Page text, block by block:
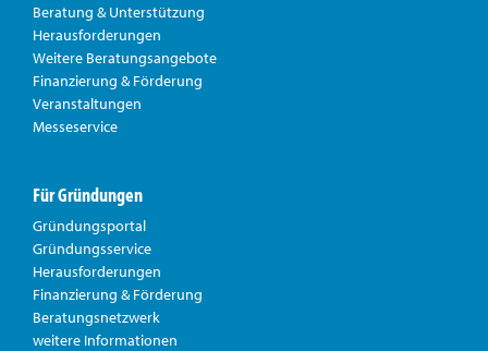
Beratung & Unterstützung
Herausforderungen
Weitere Beratungsangebote
Finanzierung & Förderung
Veranstaltungen
Messeservice
Für Gründungen
Gründungsportal
Gründungsservice
Herausforderungen
Finanzierung & Förderung
Beratungsnetzwerk
weitere Informationen